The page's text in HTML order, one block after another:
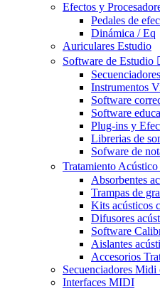
Efectos y
Pedales de
Dinámica / Eq
Auriculares Estudio
Software de Estudio
Instrumentos
Software
Software
Plug-ins y
Librerias de
Sofware de
Tratamiento Acústico
Absorbentes
Trampas de
Kits acústicos
Difusores
Software
Aislantes
Accesorios
Secuenciadores
Interfaces MIDI